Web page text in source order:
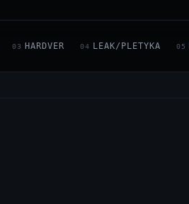
03 HARDVER 04 LEAK/PLETYKA 05